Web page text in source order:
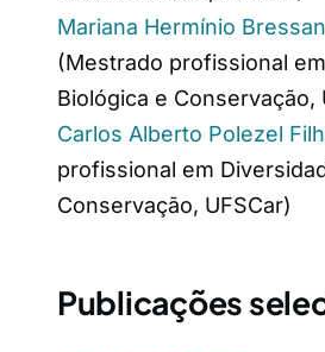
Mariana Hermínio
(Mestrado profissional
Biológica e Conservação,
Carlos Alberto Polezel
profissional em
Conservação, UFSCar)
Publicações